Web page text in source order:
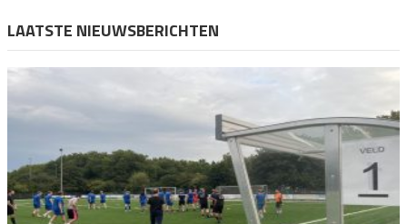
LAATSTE NIEUWSBERICHTEN